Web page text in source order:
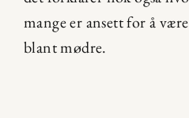
mange er ansett for å
blant mødre.